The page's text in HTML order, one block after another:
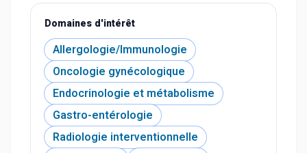
Domaines d'intérêt
Allergologie/Immunologie
Oncologie gynécologique
Endocrinologie et métabolisme
Gastro-entérologie
Radiologie interventionnelle